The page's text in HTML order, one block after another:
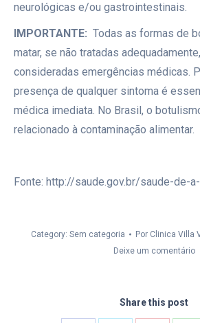
neurológicas e/ou gastrointestinais.
IMPORTANTE: Todas as formas de
matar, se não tratadas
consideradas emergências médicas.
presença de qualquer sintoma é
médica imediata. No Brasil, o
relacionado à contaminação alimentar.
Fonte: http://saude.gov.br/saude-de-
Category: Sem categoria Por Clinica Villa
Deixe um comentário
Share this post